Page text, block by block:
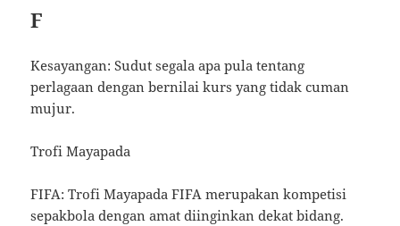
F
Kesayangan: Sudut segala apa pula tentang
perlagaan dengan bernilai kurs yang tidak cuman
mujur.
Trofi Mayapada
FIFA: Trofi Mayapada FIFA merupakan kompetisi
sepakbola dengan amat diinginkan dekat bidang.